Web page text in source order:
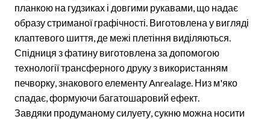
планкою на гудзиках і довгими рукавами, що надає
образу стриманої графічності. Виготовлена у вигляді
клаптевого шиття, де межі плетіння виділяються.
Спідниця з фатину виготовлена за допомогою
технології трансферного друку з використанням
печворку, знакового елементу Anrealage. Низ м'яко
спадає, формуючи багатошаровий ефект.
Завдяки продуманому силуету, сукню можна носити